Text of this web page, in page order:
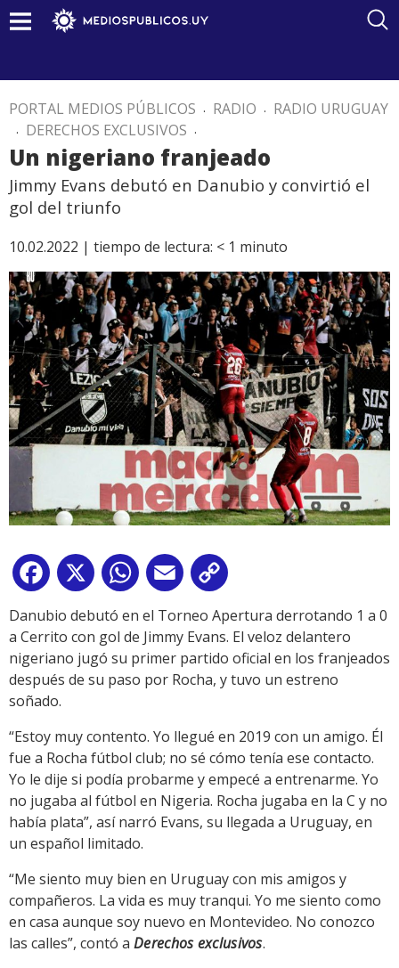
PORTAL MEDIOS PÚBLICOS . RADIO . RADIO URUGUAY
. DERECHOS EXCLUSIVOS .
Un nigeriano franjeado
Jimmy Evans debutó en Danubio y convirtió el
gol del triunfo
10.02.2022 | tiempo de lectura: < 1 minuto
Facebook
X WhatsApp
Email
Link
Danubio debutó en el Torneo Apertura derrotando 1 a 0
a Cerrito con gol de Jimmy Evans. El veloz delantero
nigeriano jugó su primer partido oficial en los franjeados
después de su paso por Rocha, y tuvo un estreno
soñado.
“Estoy muy contento. Yo llegué en 2019 con un amigo. Él
fue a Rocha fútbol club; no sé cómo tenía ese contacto.
Yo le dije si podía probarme y empecé a entrenarme. Yo
no jugaba al fútbol en Nigeria. Rocha jugaba en la C y no
había plata”, así narró Evans, su llegada a Uruguay, en
un español limitado.
“Me siento muy bien en Uruguay con mis amigos y
compañeros. La vida es muy tranqui. Yo me siento como
en casa aunque soy nuevo en Montevideo. No conozco
las calles”, contó a Derechos exclusivos.